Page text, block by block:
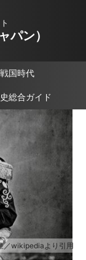
パン）
戦国時代
総合ガイド
／wikipediaより引用